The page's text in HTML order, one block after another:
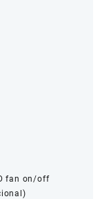
fan on/off